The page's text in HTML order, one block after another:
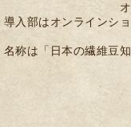
導入部はオンラインシ
名称は「日本の繊維豆